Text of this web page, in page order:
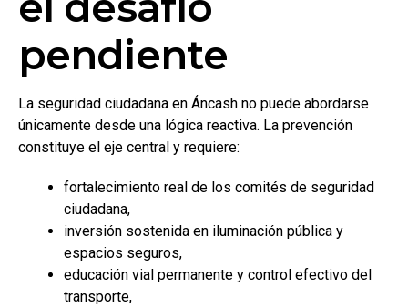
pendiente
La seguridad ciudadana en Áncash no puede abordarse
únicamente desde una lógica reactiva. La prevención
constituye el eje central y requiere:
fortalecimiento real de los comités de seguridad
ciudadana,
inversión sostenida en iluminación pública y
espacios seguros,
educación vial permanente y control efectivo del
transporte,